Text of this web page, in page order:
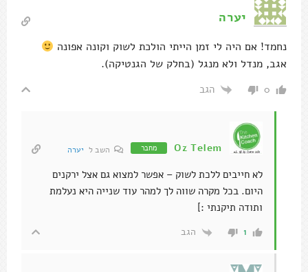
יערה
נחמד! אם היה לי זמן הייתי הולכת לשוק וקונה אפונה
אגב, מנדל ולא מנגל (בחלק של הגנטיקה).
0 הגב
Oz Telem מחבר השב ל יערה
לא חייבים ללכת לשוק – אפשר למצוא גם אצל ירקנים
היום. בכל מקרה שווה לך למהר עוד שנייה היא נעלמת
ותודה תיקנתי :]
1 הגב